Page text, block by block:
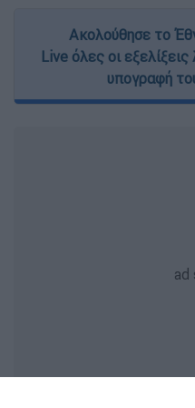
Ακολούθησε το
Live όλες οι
υπογραφή